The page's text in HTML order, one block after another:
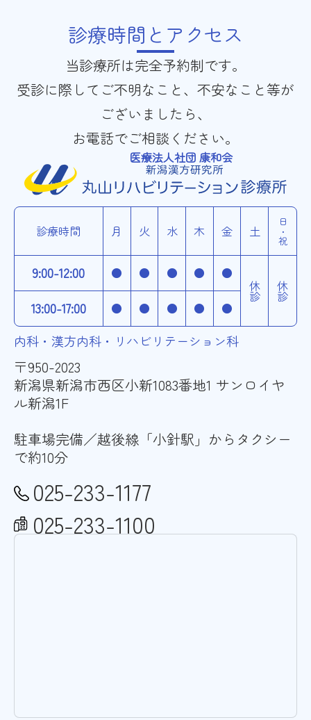
診療時間とアクセス
当診療所は完全予約制です。
受診に際してご不明なこと、不安なこと等が
ございましたら、
お電話でご相談ください。
医療法人社団 康和会
診療時間 月 火 水 木 金 土 日・祝
9:00-12:00 ● ● ● ● ●
13:00-17:00 ● ● ● ● ●
休診 休診
内科・漢方内科・リハビリテーション科
〒950-2023
新潟県新潟市西区小新1083番地1 サンロイヤ
ル新潟1F
駐車場完備／越後線「小針駅」からタクシー
で約10分
025-233-1177
025-233-1100